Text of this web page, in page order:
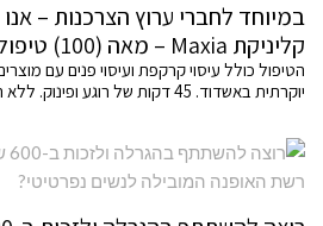
במיוחד לחברי ערוץ הצרכנות –
קליניקת Maxia – מאה (100) טיפולי יופי מתנה
הטיפול כולל עיסוי קרקפת ועיסוי פנים עם
יוקרתית באשדוד. 45 דקות של רוגע ופינוק. ללא הגרלה וללא תחרות